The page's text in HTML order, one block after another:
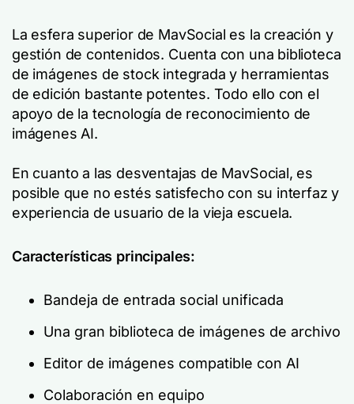
La esfera superior de MavSocial es la creación y
gestión de contenidos. Cuenta con una biblioteca
de imágenes de stock integrada y herramientas
de edición bastante potentes. Todo ello con el
apoyo de la tecnología de reconocimiento de
imágenes AI.
En cuanto a las desventajas de MavSocial, es
posible que no estés satisfecho con su interfaz y
experiencia de usuario de la vieja escuela.
Características principales:
Bandeja de entrada social unificada
Una gran biblioteca de imágenes de archivo
Editor de imágenes compatible con AI
Colaboración en equipo